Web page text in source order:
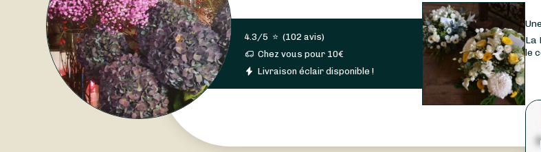
4.3/5 ⭐ (102 avis)
Chez vous pour 10€
Livraison éclair disponible !
La
le